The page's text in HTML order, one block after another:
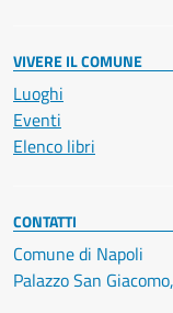
VIVERE IL COMUNE
Luoghi
Eventi
Elenco libri
CONTATTI
Comune di Napoli
Palazzo San